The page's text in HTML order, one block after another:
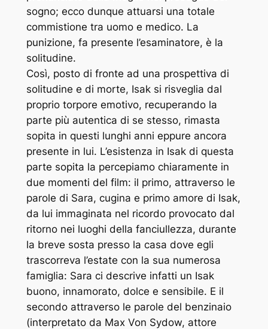
sogno; ecco dunque attuarsi una totale
commistione tra uomo e medico. La
punizione, fa presente l’esaminatore, è la
solitudine.
Così, posto di fronte ad una prospettiva di
solitudine e di morte, Isak si risveglia dal
proprio torpore emotivo, recuperando la
parte più autentica di se stesso, rimasta
sopita in questi lunghi anni eppure ancora
presente in lui. L’esistenza in Isak di questa
parte sopita la percepiamo chiaramente in
due momenti del film: il primo, attraverso le
parole di Sara, cugina e primo amore di Isak,
da lui immaginata nel ricordo provocato dal
ritorno nei luoghi della fanciullezza, durante
la breve sosta presso la casa dove egli
trascorreva l’estate con la sua numerosa
famiglia: Sara ci descrive infatti un Isak
buono, innamorato, dolce e sensibile. E il
secondo attraverso le parole del benzinaio
(interpretato da Max Von Sydow, attore